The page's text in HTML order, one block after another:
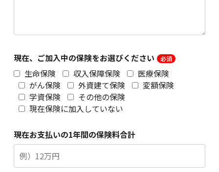
現在、ご加入中の保険をお選びください
生命保険
収入保障保険
医療保険
がん保険
外資建て保険
変額保険
学資保険
その他の保険
現在保険に加入していない
現在お支払いの1年間の保険料合計